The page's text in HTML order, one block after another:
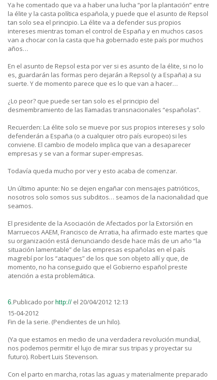
Ya he comentado que va a haber una lucha “por la plantación” entre
la élite y la casta política española, y puede que el asunto de Repsol
tan solo sea el principio. La élite va a defender sus propios
intereses mientras toman el control de España y en muchos casos
van a chocar con la casta que ha gobernado este país por muchos
años…
En el asunto de Repsol esta por ver si es asunto de la élite, si no lo
es, guardarán las formas pero dejarán a Repsol (y a España) a su
suerte. Y de momento parece que es lo que van a hacer…
¿Lo peor? que puede ser tan solo es el principio del
desmembramiento de las llamadas transnacionales “españolas”.
Recuerden: La élite solo se mueve por sus propios intereses y solo
defenderán a España (o a cualquier otro país europeo) si les
conviene. El cambio de modelo implica que van a desaparecer
empresas y se van a formar super-empresas.
Todavía queda mucho por ver y esto acaba de comenzar.
Un último apunte: No se dejen engañar con mensajes patrióticos,
nosotros solo somos sus subditos… seamos de la nacionalidad que
seamos.
El presidente de la Asociación de Afectados por la Extorsión en
Marruecos AAEM, Francisco de Arratia, ha afirmado este martes que
su organización está denunciando desde hace más de un año “la
situación lamentable” de las empresas españolas en el país
magrebí por los “ataques” de los que son objeto allí y que, de
momento, no ha conseguido que el Gobierno español preste
atención a esta problemática.
6.Publicado por http:// el 20/04/2012 12:13
15-04-2012
Fin de la serie. (Pendientes de un hilo).
(Ya que estamos en medio de una verdadera revolución mundial,
nos podemos permitir el lujo de mirar sus tripas y proyectar su
futuro). Robert Luis Stevenson.
Con el parto en marcha, rotas las aguas y materialmente preparado